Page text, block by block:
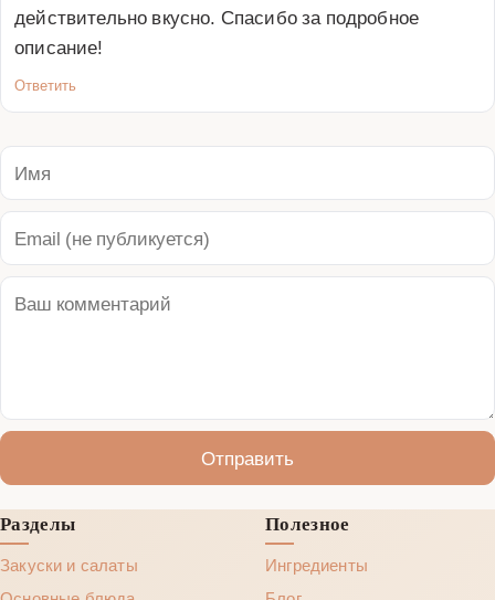
действительно вкусно. Спасибо за подробное
описание!
Ответить
Отправить
Разделы
Закуски и салаты
Полезное
Ингредиенты